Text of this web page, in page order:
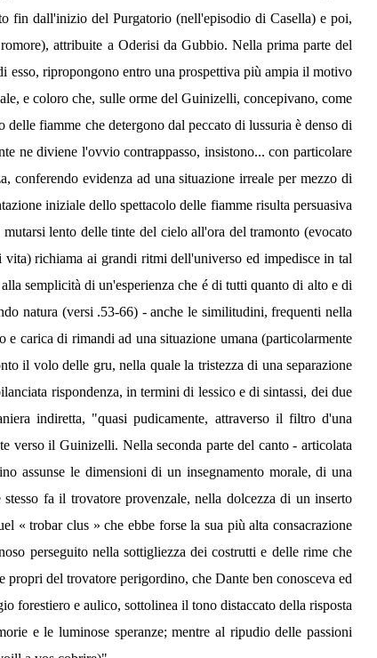
fin dall'inizio del Purgatorio (nell'episodio di Casella) e poi,
attribuite a Oderisi da Gubbio. Nella prima parte del
esso, ripropongono entro una prospettiva più ampia il motivo
e coloro che, sulle orme del Guinizelli, concepivano, come
fiamme che detergono dal peccato di lussuria è denso di
ne diviene l'ovvio contrappasso, insistono... con particolare
evidenza ad una situazione irreale per mezzo di
iniziale dello spettacolo delle fiamme risulta persuasiva
lento delle tinte del cielo all'ora del tramonto (evocato
richiama ai grandi ritmi dell'universo ed impedisce in tal
semplicità di un'esperienza che é di tutti quanto di alto e di
natura (versi .53-66) - anche le similitudini, frequenti nella
carica di rimandi ad una situazione umana (particolarmente
il volo delle gru, nella quale la tristezza di una separazione
rispondenza, in termini di lessico e di sintassi, dei due
indiretta, "quasi pudicamente, attraverso il filtro d'una
verso il Guinizelli. Nella seconda parte del canto - articolata
assunse le dimensioni di un insegnamento morale, di una
fa il trovatore provenzale, nella dolcezza di un inserto
« trobar clus » che ebbe forse la sua più alta consacrazione
perseguito nella sottigliezza dei costrutti e delle rime che
del trovatore perigordino, che Dante ben conosceva ed
forestiero e aulico, sottolinea il tono distaccato della risposta
e le luminose speranze; mentre al ripudio delle passioni